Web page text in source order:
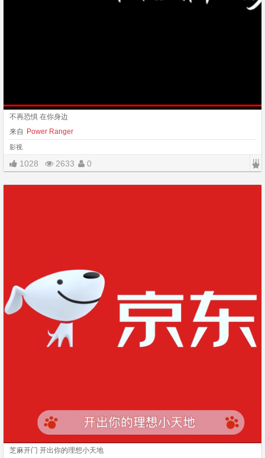
不再恐惧 在你身边
来自
Power Ranger
影视
1028 2633 0 |||
芝麻开门 开出你的理想小天地